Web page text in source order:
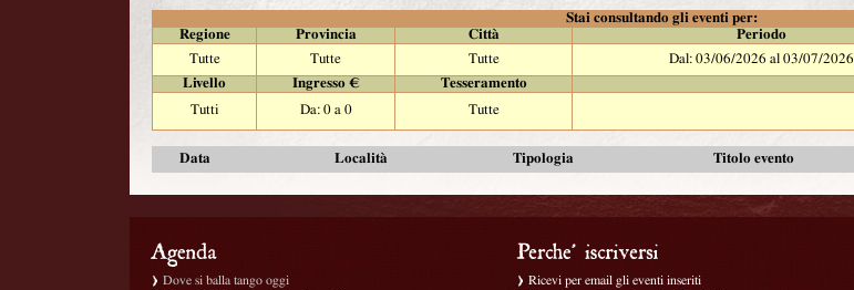
Stai consultando gli eventi per:
Regione
Provincia Città Periodo
Tutte
Tutte Tutte Dal: 03/06/2026 al 03/07/2026
Livello
Ingresso €
Tesseramento
Tutti
Da: 0 a 0 Tutte
Data Località Tipologia Titolo evento
Dove si balla tango oggi
Ricevi per email gli eventi inseriti